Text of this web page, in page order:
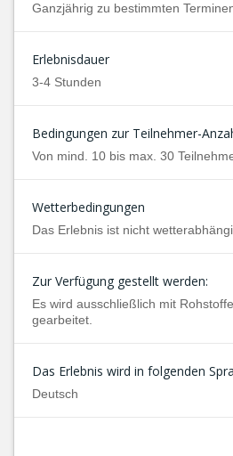
Ganzjährig zu bestimmten
Erlebnisdauer
3-4 Stunden
Bedingungen zur Teilnehmer-
Von mind. 10 bis max. 30
Wetterbedingungen
Das Erlebnis ist nicht
Zur Verfügung gestellt werden:
Es wird ausschließlich mit
gearbeitet.
Das Erlebnis wird in folgenden
Deutsch